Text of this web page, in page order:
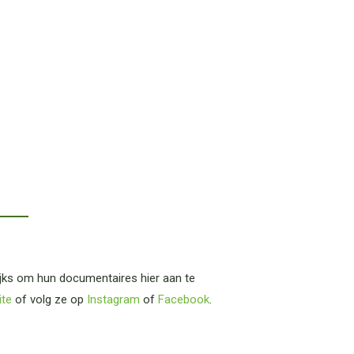
om hun documentaires hier aan te
of volg ze op Instagram of Facebook.